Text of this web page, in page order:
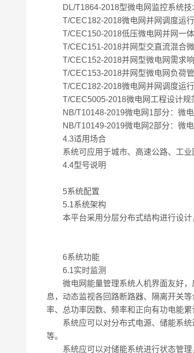
DL/T1864-2018型微电网监控系统技
T/CEC182-2018微电网并网调度运
T/CEC150-2018低压微电网并网一体
T/CEC151-2018并网型交直流混合微
T/CEC152-2018并网型微电网需求响
T/CEC153-2018并网型微电网负荷管
T/CEC182-2018微电网并网调度运
T/CEC5005-2018微电网工程设计规
NB/T10148-2019微电网1部分：微电
NB/T10149-2019微电网2部分：微电
4.3适用场合
系统可应用于城市、高速公路、工业
4.4型号说明
5系统配置
5.1系统架构
本平台采用分层分布式结构进行设计
6系统功能
6.1实时监测
微电网能量管理系统人机界面友好，
息，动态监视各回路断路器、隔离开关
率、总功率因数、频率和正向有功电能
系统应可以对分布式电源、储能系统
等。
系统应可以对储能系统进行状态管理